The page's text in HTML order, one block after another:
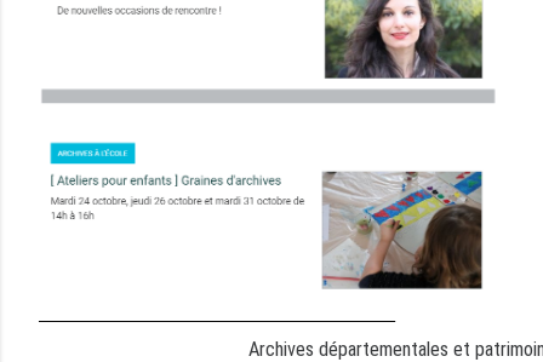
Archives départementales et